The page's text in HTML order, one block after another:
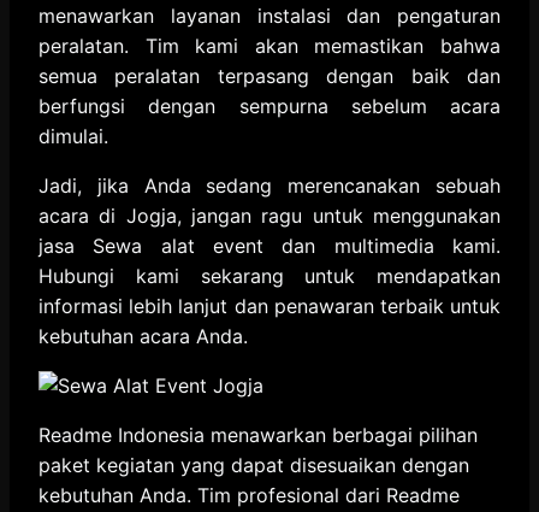
menawarkan layanan instalasi dan pengaturan
peralatan. Tim kami akan memastikan bahwa
semua peralatan terpasang dengan baik dan
berfungsi dengan sempurna sebelum acara
dimulai.
Jadi, jika Anda sedang merencanakan sebuah
acara di Jogja, jangan ragu untuk menggunakan
jasa Sewa alat event dan multimedia kami.
Hubungi kami sekarang untuk mendapatkan
informasi lebih lanjut dan penawaran terbaik untuk
kebutuhan acara Anda.
Readme Indonesia menawarkan berbagai pilihan
paket kegiatan yang dapat disesuaikan dengan
kebutuhan Anda. Tim profesional dari Readme